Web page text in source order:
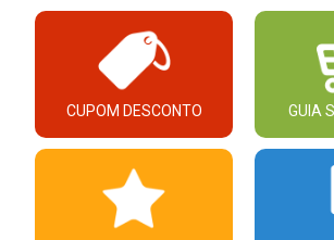
CUPOM DESCONTO GUIA